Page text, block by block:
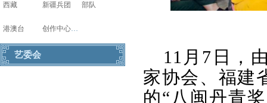
西藏 新疆兵团 部队
港澳台 创作中心写生基地
艺委会
11月7日，
家协会、福建
的“八闽丹青